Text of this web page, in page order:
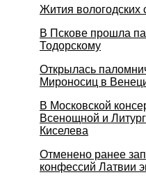
Жития вологодских
В Пскове прошла
Тодорскому
Открылась
Мироносиц в
В Московской
Всенощной и
Киселева
Отменено ранее
конфессий Латвии